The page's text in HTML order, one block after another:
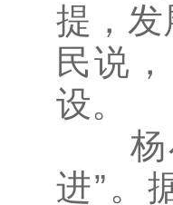
提，发
民说
设。
杨小
进”。